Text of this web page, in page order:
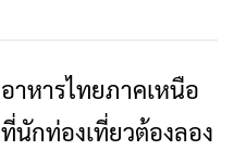
ศิลปวัฒนธรรม
อาหารไทยภาคเหนือ
ที่นักท่องเที่ยวต้องลอง